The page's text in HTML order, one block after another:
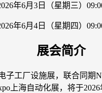
年6月3日（星期三）
年6月4日（星期四）
展会简介
子工厂设施展，联合同期
上海自动化展，将于